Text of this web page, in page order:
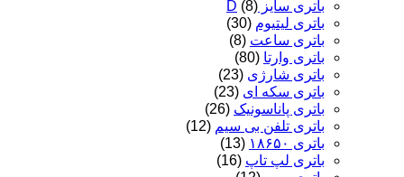
باتری سایز D (8)
باتری لیتیوم (30)
باتری ساعت (8)
باتری وارتا (80)
باتری شارژی (23)
باتری سکه ای (23)
باتری پاناسونیک (26)
باتری تلفن بی سیم (12)
باتری ۱۸۶۵۰
(13)
باتری لپ تاپ (16)